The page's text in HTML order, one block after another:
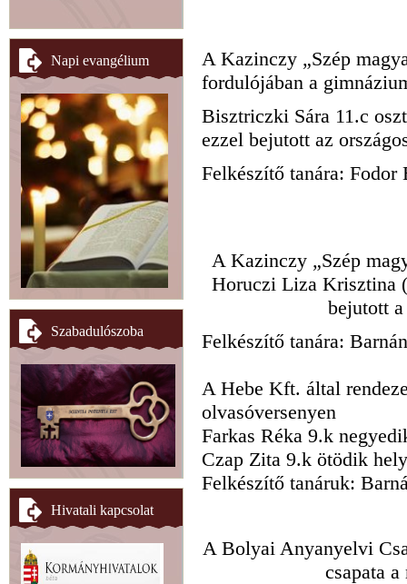
Napi evangélium
Szabadulószoba
Hivatali kapcsolat
A Kazinczy „Szép
fordulójában a
Bisztriczki Sára 11.c
ezzel bejutott az
Felkészítő tanára: Fodor
A Kazinczy „Szép
Horuczi Liza Krisztina
bejutott
Felkészítő tanára:
A Hebe Kft. által
olvasóversenyen
Farkas Réka 9.k
Czap Zita 9.k ötödik
Felkészítő tanáruk:
A Bolyai Anyanyelvi
csapata